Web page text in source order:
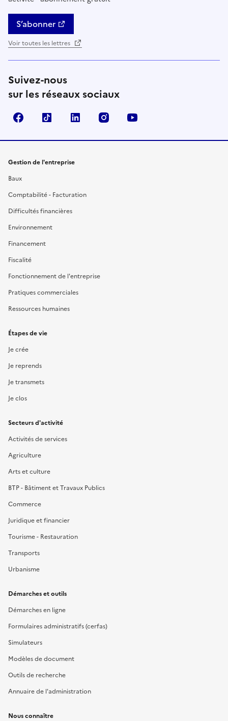
S’abonner
Voir toutes les lettres
Suivez-nous
sur les réseaux sociaux
FacebookTikTok Linkedin Instagram
Gestion de l'entreprise
Baux
Comptabilité - Facturation
Difficultés financières
Environnement
Financement
Fiscalité
Fonctionnement de l'entreprise
Pratiques commerciales
Ressources humaines
Étapes de vie
Je crée
Je reprends
Je transmets
Je clos
Secteurs d'activité
Activités de services
Agriculture
Arts et culture
BTP - Bâtiment et Travaux Publics
Commerce
Juridique et financier
Tourisme - Restauration
Transports
Urbanisme
Démarches et outils
Démarches en ligne
Formulaires administratifs (cerfas)
Simulateurs
Modèles de document
Outils de recherche
Annuaire de l'administration
Nous connaître